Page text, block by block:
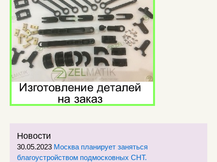
Новости
30.05.2023 Москва планирует заняться
благоустройством подмосковных СНТ.